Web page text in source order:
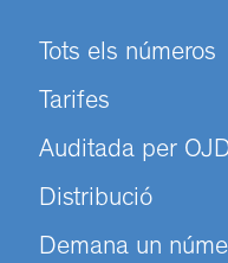
Tots els números
Tarifes
Auditada per
Distribució
Demana un